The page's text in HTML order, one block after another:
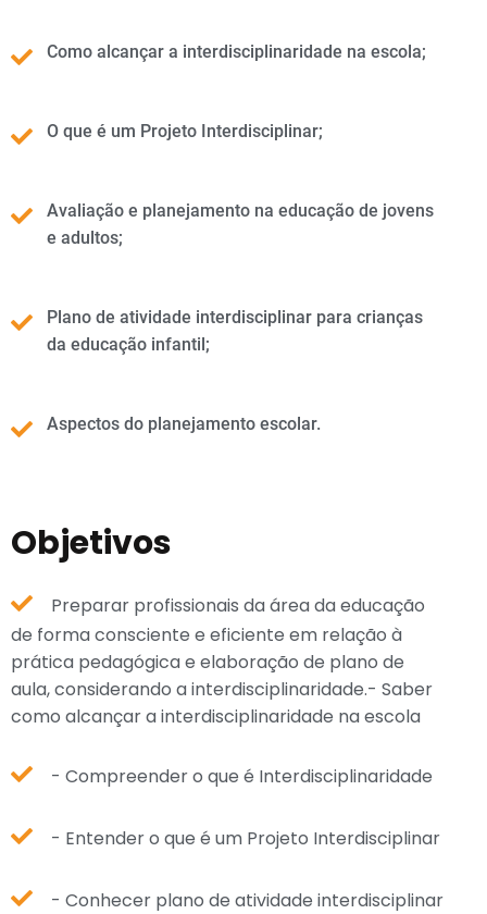
Como alcançar a interdisciplinaridade na escola;
O que é um Projeto Interdisciplinar;
Avaliação e planejamento na educação de jovens
e adultos;
Plano de atividade interdisciplinar para crianças
da educação infantil;
Aspectos do planejamento escolar.
Objetivos
Preparar profissionais da área da educação
de forma consciente e eficiente em relação à
prática pedagógica e elaboração de plano de
aula, considerando a interdisciplinaridade.- Saber
como alcançar a interdisciplinaridade na escola
- Compreender o que é Interdisciplinaridade
- Entender o que é um Projeto Interdisciplinar
- Conhecer plano de atividade interdisciplinar